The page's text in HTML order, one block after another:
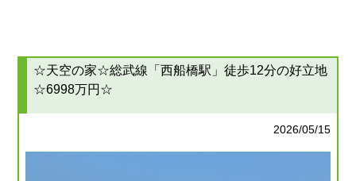
☆天空の家☆総武線「西船橋駅」徒歩12分の好立地
☆6998万円☆
2026/05/15